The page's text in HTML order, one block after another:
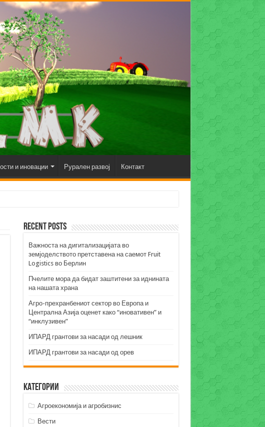
и иновации Рурален развој Контакт
Recent Posts
Важноста на дигитализацијата во
земјоделството претставена на саемот Fruit
Logistics во Берлин
Пчелите мора да бидат заштитени за иднината
на нашата храна
Агро-прехранбениот сектор во Европа и
Централна Азија оценет како “иновативен” и
“инклузивен”
ИПАРД грантови за насади од лешник
ИПАРД грантови за насади од орев
Категории
Агроекономија и агробизнис
Вести